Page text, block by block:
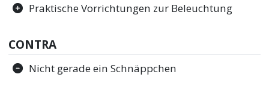
Praktische Vorrichtungen zur Beleuchtung
CONTRA
Nicht gerade ein Schnäppchen